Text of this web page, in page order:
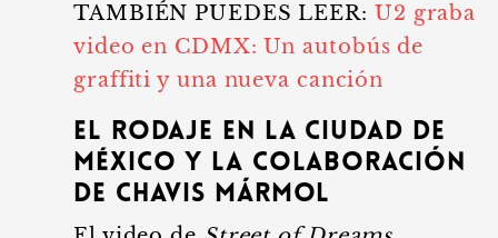
TAMBIÉN PUEDES LEER: U2 graba
video en CDMX: Un autobús de
graffiti y una nueva canción
El rodaje en la Ciudad de
México y la colaboración
de Chavis Mármol